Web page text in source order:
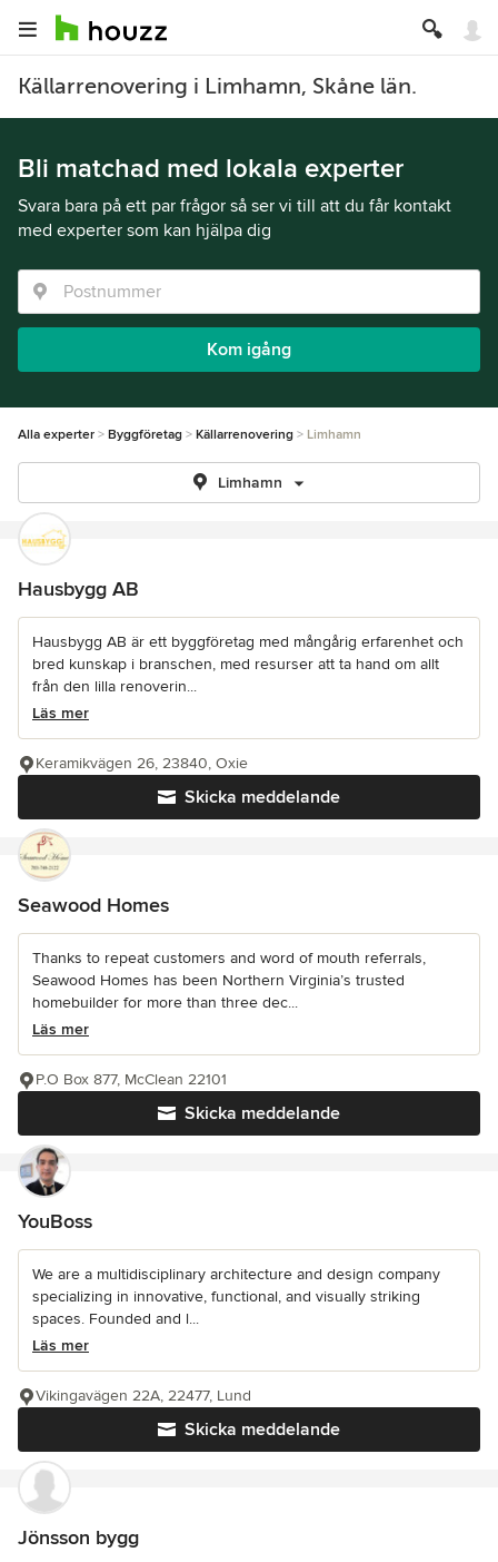
Källarrenovering i Limhamn, Skåne län.
Bli matchad med lokala experter
Svara bara på ett par frågor så ser vi till att du får kontakt
med experter som kan hjälpa dig
Kom igång
Alla experter Byggföretag Källarrenovering Limhamn
Limhamn
Hausbygg AB
Hausbygg AB är ett byggföretag med mångårig erfarenhet och
bred kunskap i branschen, med resurser att ta hand om allt
från den lilla renoverin...
Läs mer
Skicka meddelande
Keramikvägen 26, 23840, Oxie
Seawood Homes
Thanks to repeat customers and word of mouth referrals,
Seawood Homes has been Northern Virginia’s trusted
homebuilder for more than three dec...
Läs mer
Skicka meddelande
P.O Box 877, McClean 22101
YouBoss
We are a multidisciplinary architecture and design company
specializing in innovative, functional, and visually striking
spaces. Founded and l...
Läs mer
Skicka meddelande
Vikingavägen 22A, 22477, Lund
Jönsson bygg